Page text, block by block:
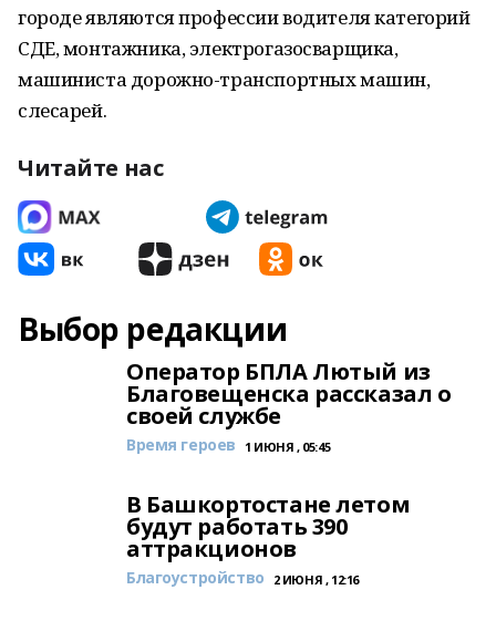
городе являются профессии водителя категорий
СДЕ, монтажника, электрогазосварщика,
машиниста дорожно-транспортных машин,
слесарей.
Читайте нас
Выбор редакции
Оператор БПЛА Лютый из
Благовещенска рассказал о
своей службе
Время героев 1 ИЮНЯ , 05:45
В Башкортостане летом
будут работать 390
аттракционов
Благоустройство 2 ИЮНЯ , 12:16